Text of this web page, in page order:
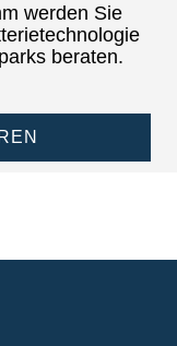
werden Sie
beraten.